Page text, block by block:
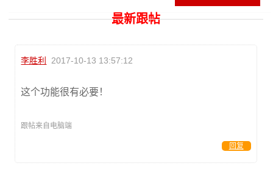
最新跟帖
李胜利 2017-10-13 13:57:12
这个功能很有必要！
跟帖来自电脑端
回复